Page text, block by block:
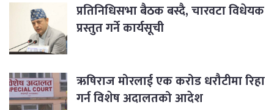
प्रतिनिधिसभा बैठक बस्दै, चारवटा विधेयक
प्रस्तुत गर्ने कार्यसूची
ऋषिराज मोरलाई एक करोड धरौटीमा रिहा
गर्न विशेष अदालतको आदेश